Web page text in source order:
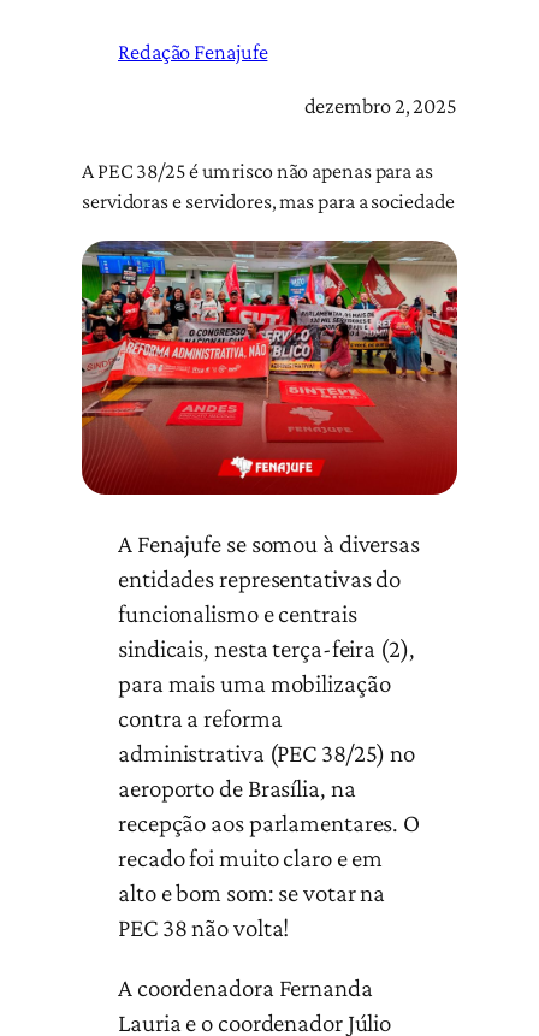
Redação Fenajufe
dezembro 2, 2025
A PEC 38/25 é um risco não apenas para as
servidoras e servidores, mas para a sociedade
A Fenajufe se somou à diversas
entidades representativas do
funcionalismo e centrais
sindicais, nesta terça-feira (2),
para mais uma mobilização
contra a reforma
administrativa (PEC 38/25) no
aeroporto de Brasília, na
recepção aos parlamentares. O
recado foi muito claro e em
alto e bom som: se votar na
PEC 38 não volta!
A coordenadora Fernanda
Lauria e o coordenador Júlio